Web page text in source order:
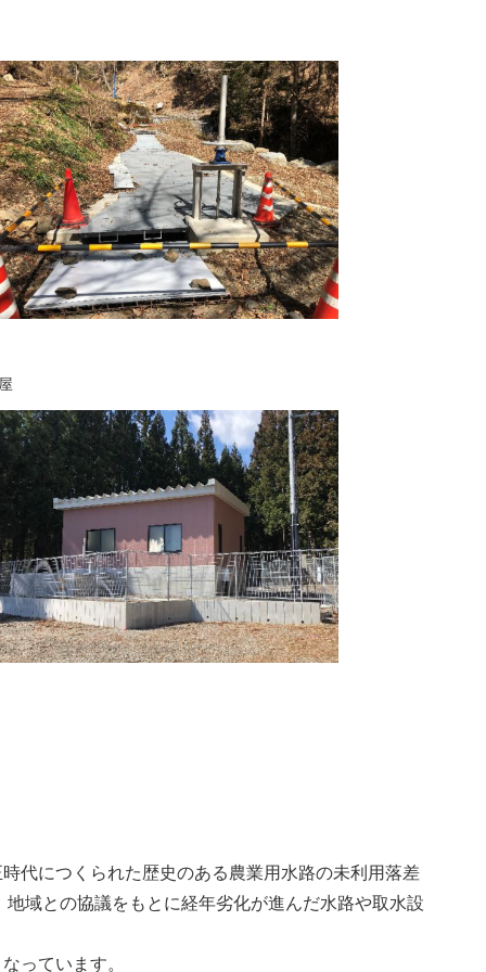
サステナビリティ
ANTAR
CTICA
代につくられた歴史のある農業用水路の未利用落差
域との協議をもとに経年劣化が進んだ水路や取水設
っています。